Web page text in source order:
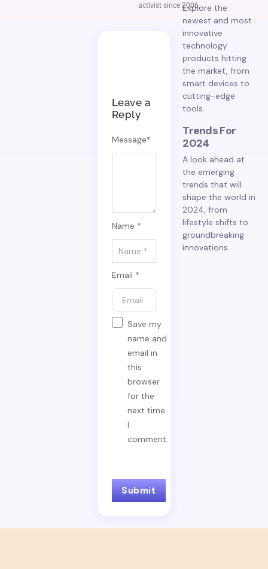
activist since 2006.
Leave a
Reply
Message*
Name *
Email *
Save my
name and
email in
this
browser
for the
next time
I
comment.
Explore the
newest and most
innovative
technology
products hitting
the market, from
smart devices to
cutting-edge
tools.
Trends For
2024
A look ahead at
the emerging
trends that will
shape the world in
2024, from
lifestyle shifts to
groundbreaking
innovations.